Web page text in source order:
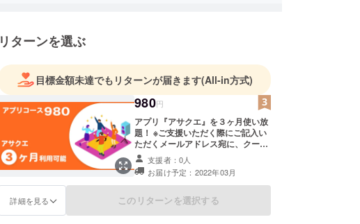
リターンを選ぶ
目標金額未達でもリターンが届きます(All-in方式)
980円
アプリ『アサクエ』を３ヶ月使い放
題！ ※ご支援いただく際にご記入い
ただくメールアドレス宛に、クーポ
ンコードを送付致します。 ※クーポ
ンコードは初回登録のみ適用可能で
す。既に登録いただいる方でご支援
をいただける場合は、応援コースを
よろしくお願いいたします！ ※『ア
支援者：0人
お届け予定：2022年03月
詳細を見る このリターンを選択する